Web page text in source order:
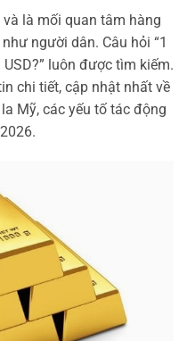
là mối quan tâm hàng
người dân. Câu hỏi “1
luôn được tìm kiếm.
chi tiết, cập nhật nhất về
Mỹ, các yếu tố tác động